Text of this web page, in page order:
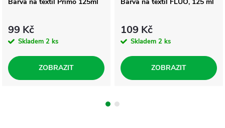
Barva na textil Primo 125ml
99 Kč
Skladem 2 ks
ZOBRAZIT
Barva na textil FLUO, 125 ml
109 Kč
Skladem 2 ks
ZOBRAZIT